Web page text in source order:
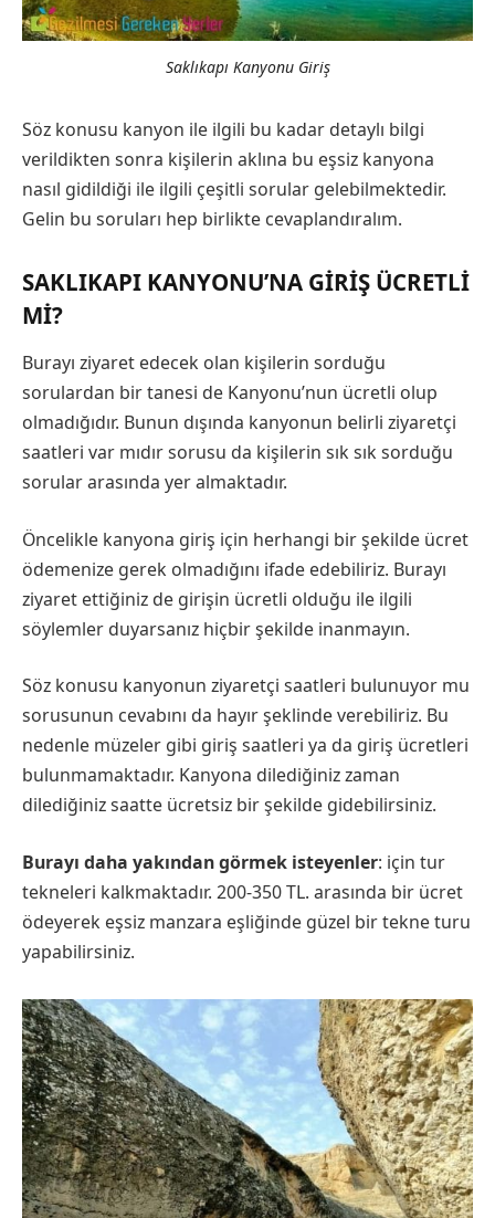
Saklıkapı Kanyonu Giriş
Söz konusu kanyon ile ilgili bu kadar detaylı bilgi
verildikten sonra kişilerin aklına bu eşsiz kanyona
nasıl gidildiği ile ilgili çeşitli sorular gelebilmektedir.
Gelin bu soruları hep birlikte cevaplandıralım.
SAKLIKAPI KANYONU’NA GIRIŞ ÜCRETLI
MI?
Burayı ziyaret edecek olan kişilerin sorduğu
sorulardan bir tanesi de Kanyonu’nun ücretli olup
olmadığıdır. Bunun dışında kanyonun belirli ziyaretçi
saatleri var mıdır sorusu da kişilerin sık sık sorduğu
sorular arasında yer almaktadır.
Öncelikle kanyona giriş için herhangi bir şekilde ücret
ödemenize gerek olmadığını ifade edebiliriz. Burayı
ziyaret ettiğiniz de girişin ücretli olduğu ile ilgili
söylemler duyarsanız hiçbir şekilde inanmayın.
Söz konusu kanyonun ziyaretçi saatleri bulunuyor mu
sorusunun cevabını da hayır şeklinde verebiliriz. Bu
nedenle müzeler gibi giriş saatleri ya da giriş ücretleri
bulunmamaktadır. Kanyona dilediğiniz zaman
dilediğiniz saatte ücretsiz bir şekilde gidebilirsiniz.
Burayı daha yakından görmek isteyenler: için tur
tekneleri kalkmaktadır. 200-350 TL. arasında bir ücret
ödeyerek eşsiz manzara eşliğinde güzel bir tekne turu
yapabilirsiniz.